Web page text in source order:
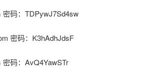
密码：TDPywJ7Sd4sw
密码：K3hAdhJdsF
密码：AvQ4YawSTr